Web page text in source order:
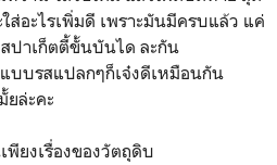
ส่อะไรเพิ่มดี เพราะมันมีครบแล้ว แค่
ปาเก็ตตี้ขั้นบันได ละกัน
บบรสแปลกๆก็เจ๋งดีเหมือนกัน
ยล่ะคะ
พียงเรื่องของวัตถุดิบ